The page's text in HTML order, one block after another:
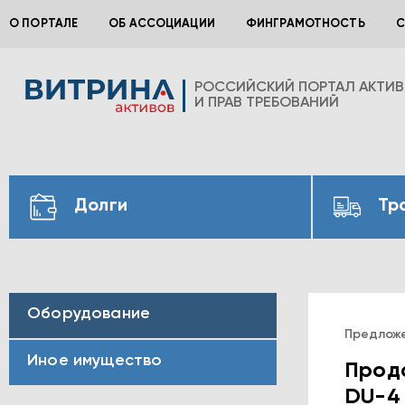
О ПОРТАЛЕ ОБ АССОЦИАЦИИ ФИНГРАМОТНОСТЬ
РОССИЙСКИЙ ПОРТАЛ
И ПРАВ ТРЕБОВАНИЙ
Долги
Оборудование
Иное имущество
DU-